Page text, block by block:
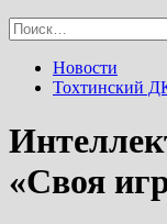
Найти:
Новости
Тохтинский
«Своя